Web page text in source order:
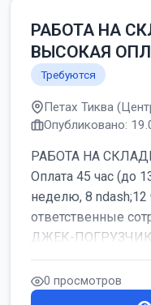
РАБОТА НА
ВЫСОКАЯ
Требуются
Петах Тиква
Опубликовано:
РАБОТА НА
Оплата 45 час (до
неделю, 8
ответственные
ДЖЕК-ПОГРУЗЧИК
0 просмотров